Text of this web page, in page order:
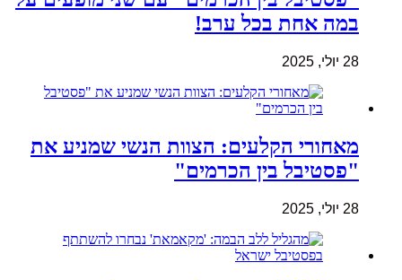
במה אחת בכל ערב!
28 יולי, 2025
מאחורי הקלעים: הצוות הנשי שמניע את
"פסטיבל בין הכרמים"
28 יולי, 2025